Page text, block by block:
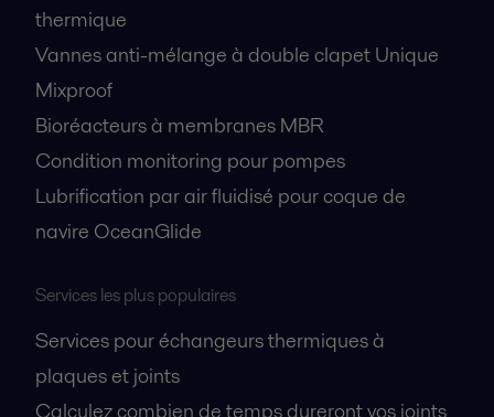
thermique
Vannes anti-mélange à double clapet Unique
Mixproof
Bioréacteurs à membranes MBR
Condition monitoring pour pompes
Lubrification par air fluidisé pour coque de
navire OceanGlide
Services les plus populaires
Services pour échangeurs thermiques à
plaques et joints
Calculez combien de temps dureront vos joints